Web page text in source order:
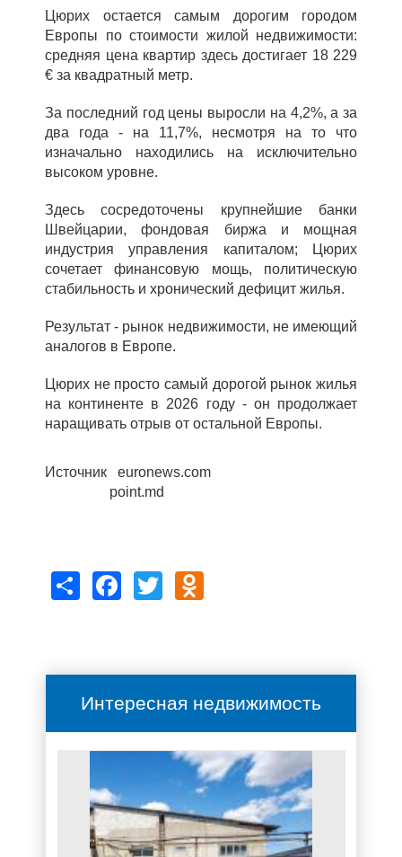
Цюрих остается самым дорогим городом
Европы по стоимости жилой недвижимости:
средняя цена квартир здесь достигает 18 229
€ за квадратный метр.
За последний год цены выросли на 4,2%, а за
два года - на 11,7%, несмотря на то что
изначально находились на исключительно
высоком уровне.
Здесь сосредоточены крупнейшие банки
Швейцарии, фондовая биржа и мощная
индустрия управления капиталом; Цюрих
сочетает финансовую мощь, политическую
стабильность и хронический дефицит жилья.
Результат - рынок недвижимости, не имеющий
аналогов в Европе.
Цюрих не просто самый дорогой рынок жилья
на континенте в 2026 году - он продолжает
наращивать отрыв от остальной Европы.
Источник euronews.com
point.md
Share FacebookTwitter
Интересная недвижимость